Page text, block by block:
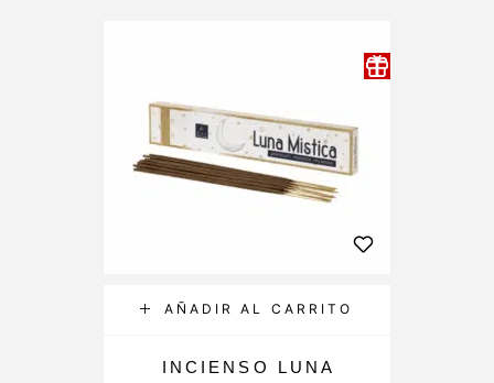
AÑADIR AL CARRITO
INCIENSO LUNA